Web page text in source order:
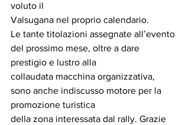
voluto il
Valsugana nel proprio calendario.
Le tante titolazioni assegnate all’evento
del prossimo mese, oltre a dare
prestigio e lustro alla
collaudata macchina organizzativa,
sono anche indiscusso motore per la
promozione turistica
della zona interessata dal rally. Grazie